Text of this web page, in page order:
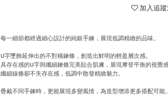
加入追
每一細節都經過細心設計的純銀手鍊，展現低調精緻的品味。
U字墜飾延伸出的不對稱鍊條，創造出鮮明的輕盈層次感。
具存在感的U字與纖細鍊條完美貼合肌膚，展現摩登平衡的視覺感
纖細線條卻不失存在感，低調中散發精緻魅力。
疊戴不同手鍊時，更能展現多變風情，為造型增添更多搭配可能。